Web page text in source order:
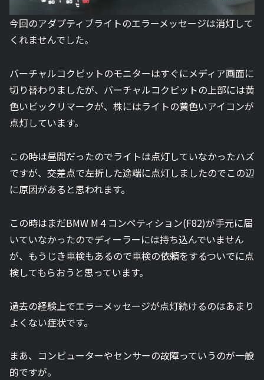
今回のアダプティブライトのエラーメッセージは消灯して
くれませんでした。
バーチャルコクピットのモニターはすぐにメディア画面に
切り替わりましたが、バーチャルコクピットの上部には黄
色いビックリマークが、株にはライトの黄色いアイコンが
点灯しています。
この時は昼間だったのでライトは点灯していなかったハズ
ですが、交差点で左折した途端に点灯しましたのでこの辺
に原因があると思われます。
この時はまだBMW M４コンペティション(F82)が手元に届
いていなかったのでディーラーには持ち込んでいません
が、もうじき車検もあるので車検の依頼をするついでに点
検してもらおうと思っています。
過去の経験上でエラーメッセージが点灯続けるのはあまり
よくない症状です。
まあ、コンピューターやセンサーの故障っていうのが一般
的ですが。